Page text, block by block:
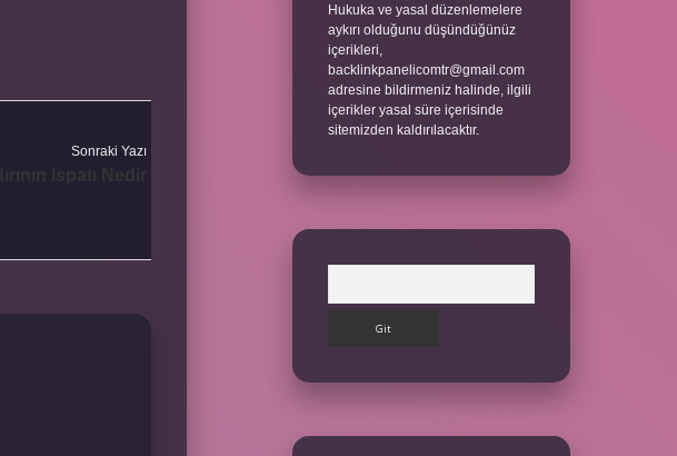
Sonraki Yazı
Hukuka ve yasal düzenlemelere
aykırı olduğunu düşündüğünüz
içerikleri,
backlinkpanelicomtr@gmail.com
adresine bildirmeniz halinde, ilgili
içerikler yasal süre içerisinde
sitemizden kaldırılacaktır.